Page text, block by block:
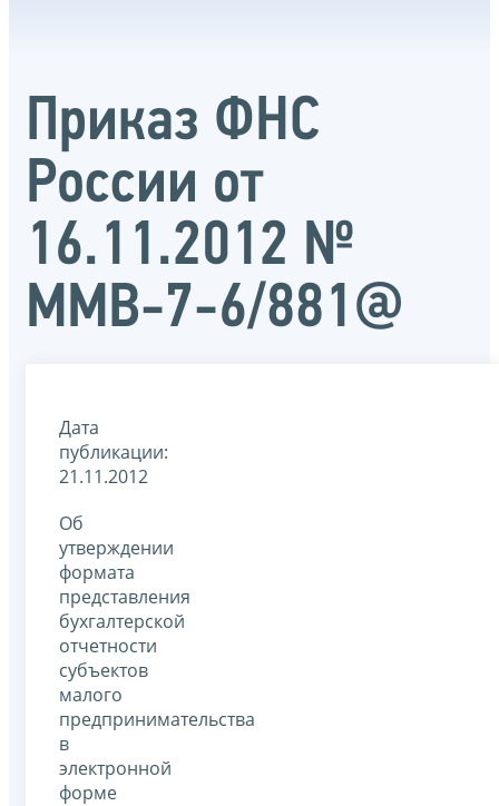
Приказ ФНС
России от
16.11.2012 №
ММВ-7-6/881@
Дата
публикации:
21.11.2012
Об
утверждении
формата
представления
бухгалтерской
отчетности
субъектов
малого
предпринимательства
в
электронной
форме